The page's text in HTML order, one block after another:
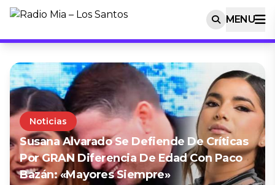
MENU
Noticias
Susana Alvarado Se Defiende De Críticas
Por GRAN Diferencia De Edad Con Paco
Bazán: «Mayores Siempre»